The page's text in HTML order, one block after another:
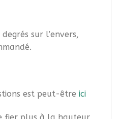
sur l’envers,
est peut-être ici
fier plus à la hauteur